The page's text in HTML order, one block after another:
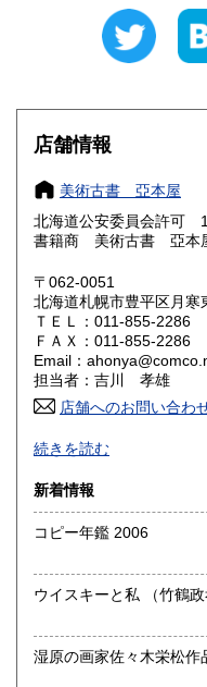
大阪府
奈良県
鳥取県
岡山県
山口県
香川県
高知県
佐賀県
熊本県
沖縄県
店舗情報
美術古書 亞本屋
北海道公安委員会許可
書籍商 美術古書 亞本
〒062-0051
北海道札幌市豊平区月
ＴＥＬ：011-855-2286
ＦＡＸ：011-855-2286
Email：
担当者：吉川 孝雄
店舗へのお問い合わ
北海道唯一の美術古書専
通販専門です。美術古書
沿線名：札幌市地下鉄東
最寄駅：月寒中央駅
営業時間：-
書籍の買取について
全集以外の美術書でした
宅急便等でお送りいただ
続きを読む
新着情報
コピー年鑑 2006
ウイスキーと私 （
湿原の画家佐々木栄松作